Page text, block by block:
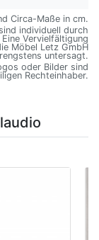
Circa-Maße in cm.
individuell durch
Vervielfältigung
Möbel Letz GmbH
untersagt.
oder Bilder sind
Rechteinhaber.